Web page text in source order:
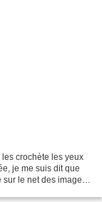
crochète les yeux
je me suis dit que
sur le net des images